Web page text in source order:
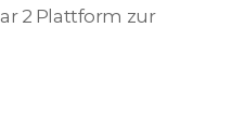
2 Plattform zur